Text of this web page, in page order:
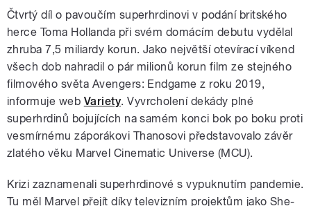
Čtvrtý díl o pavoučím superhrdinovi v podání britského
herce Toma Hollanda při svém domácím debutu vydělal
zhruba 7,5 miliardy korun. Jako největší otevírací víkend
všech dob nahradil o pár milionů korun film ze stejného
filmového světa Avengers: Endgame z roku 2019,
informuje web Variety. Vyvrcholení dekády plné
superhrdinů bojujících na samém konci bok po boku proti
vesmírnému záporákovi Thanosovi představovalo závěr
zlatého věku Marvel Cinematic Universe (MCU).
Krizi zaznamenali superhrdinové s vypuknutím pandemie.
Tu měl Marvel přejít díky televizním projektům jako She-